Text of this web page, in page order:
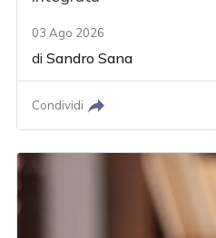
03 Ago 2026
diSandro Sana
Condividi